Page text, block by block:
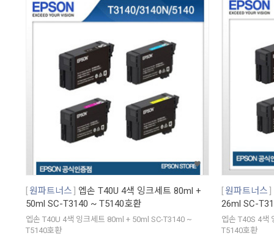
원파트너스
엡손 T40U 4색 잉크세트 80ml +
50ml SC-T3140 ~ T5140호환
엡손 T40U 4색 잉크세트 80ml + 50ml SC-T3140 ~
T5140호환
원파트너스
26ml SC-
엡손 T40S 4색
T5140호환